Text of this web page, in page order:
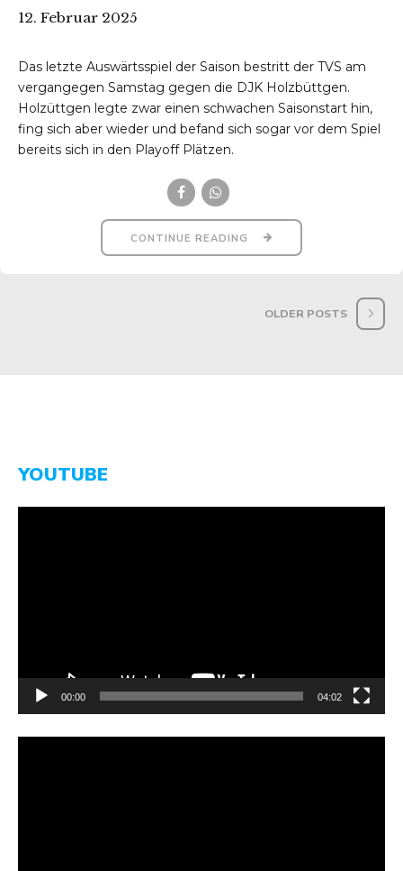
12. Februar 2025
Das letzte Auswärtsspiel der Saison bestritt der TVS am
vergangegen Samstag gegen die DJK Holzbüttgen.
Holzüttgen legte zwar einen schwachen Saisonstart hin,
fing sich aber wieder und befand sich sogar vor dem Spiel
bereits sich in den Playoff Plätzen.
CONTINUE READING
OLDER POSTS
YOUTUBE
00:00 04:02